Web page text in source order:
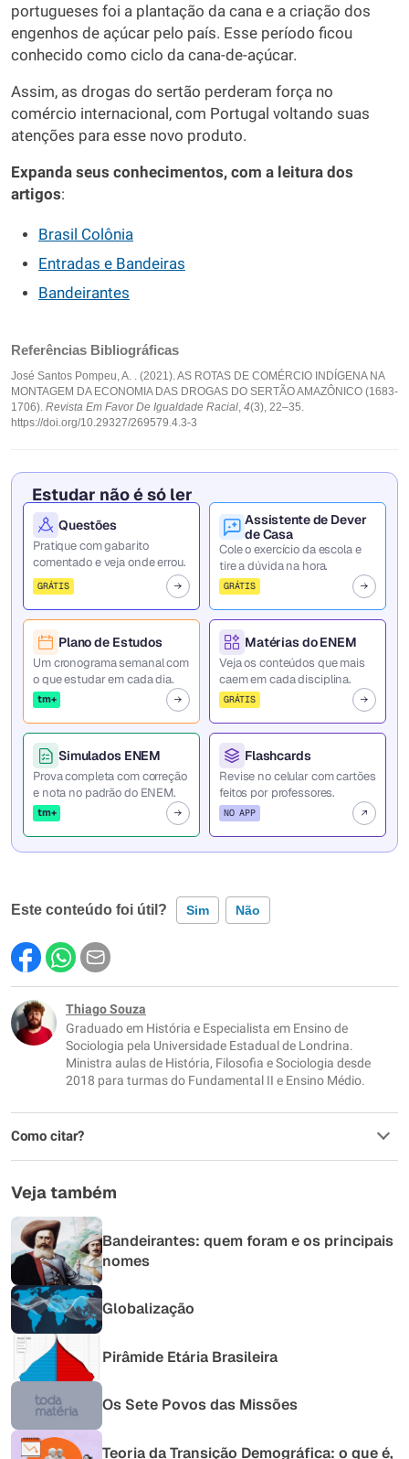
portugueses foi a plantação da cana e a criação dos
engenhos de açúcar pelo país. Esse período ficou
conhecido como ciclo da cana-de-açúcar.
Assim, as drogas do sertão perderam força no
comércio internacional, com Portugal voltando suas
atenções para esse novo produto.
Expanda seus conhecimentos, com a leitura dos
artigos:
Brasil Colônia
Entradas e Bandeiras
Bandeirantes
Referências Bibliográficas
José Santos Pompeu, A. . (2021). AS ROTAS DE COMÉRCIO INDÍGENA NA
MONTAGEM DA ECONOMIA DAS DROGAS DO SERTÃO AMAZÔNICO (1683-
1706). Revista Em Favor De Igualdade Racial, 4(3), 22–35.
https://doi.org/10.29327/269579.4.3-3
Estudar não é só ler
Questões
Pratique com gabarito
comentado e veja onde errou.
GRÁTIS
Assistente de Dever
de Casa
Cole o exercício da escola e
tire a dúvida na hora.
GRÁTIS
Plano de Estudos
Um cronograma semanal com
o que estudar em cada dia.
tm+
Matérias do ENEM
Veja os conteúdos que mais
caem em cada disciplina.
GRÁTIS
Simulados ENEM
Prova completa com correção
e nota no padrão do ENEM.
tm+
Flashcards
Revise no celular com cartões
feitos por professores.
NO APP
Este conteúdo foi útil? Sim Não
Este conteúdo contém informação incorreta
Este conteúdo não tem a informação que procuro
Outro
Thiago Souza
Graduado em História e Especialista em Ensino de
Sociologia pela Universidade Estadual de Londrina.
Ministra aulas de História, Filosofia e Sociologia desde
2018 para turmas do Fundamental II e Ensino Médio.
Como citar?
Veja também
Bandeirantes: quem foram e os principais
nomes
Globalização
Pirâmide Etária Brasileira
Os Sete Povos das Missões
Teoria da Transição Demográfica: o que é,